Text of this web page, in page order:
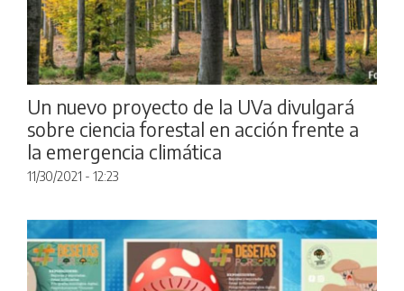
Un nuevo proyecto de la UVa divulgará
sobre ciencia forestal en acción frente a
la emergencia climática
11/30/2021 - 12:23